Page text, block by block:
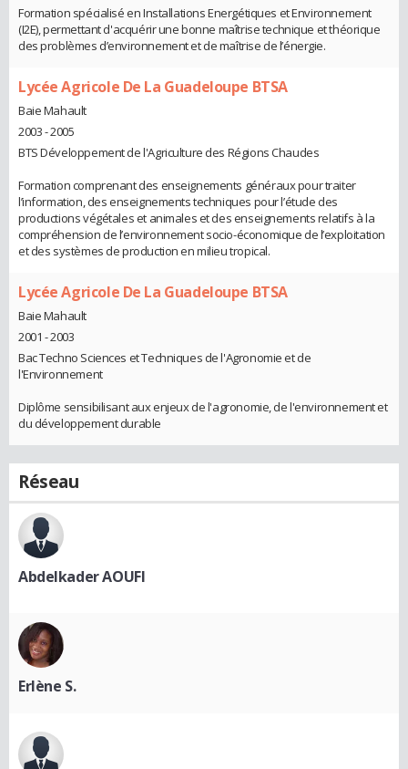
Formation spécialisé en Installations Energétiques et Environnement
(I2E), permettant d'acquérir une bonne maîtrise technique et théorique
des problèmes d’environnement et de maîtrise de l’énergie.
Lycée Agricole De La Guadeloupe BTSA
Baie Mahault
2003 - 2005
BTS Développement de l'Agriculture des Régions Chaudes
Formation comprenant des enseignements généraux pour traiter
l’information, des enseignements techniques pour l’étude des
productions végétales et animales et des enseignements relatifs à la
compréhension de l’environnement socio-économique de l’exploitation
et des systèmes de production en milieu tropical.
Lycée Agricole De La Guadeloupe BTSA
Baie Mahault
2001 - 2003
Bac Techno Sciences et Techniques de l'Agronomie et de
l'Environnement
Diplôme sensibilisant aux enjeux de l'agronomie, de l'environnement et
du développement durable
Réseau
Abdelkader AOUFI
Erlène S.